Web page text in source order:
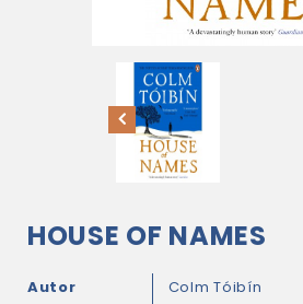
HOUSE OF NAMES
Autor
Colm Tóibín